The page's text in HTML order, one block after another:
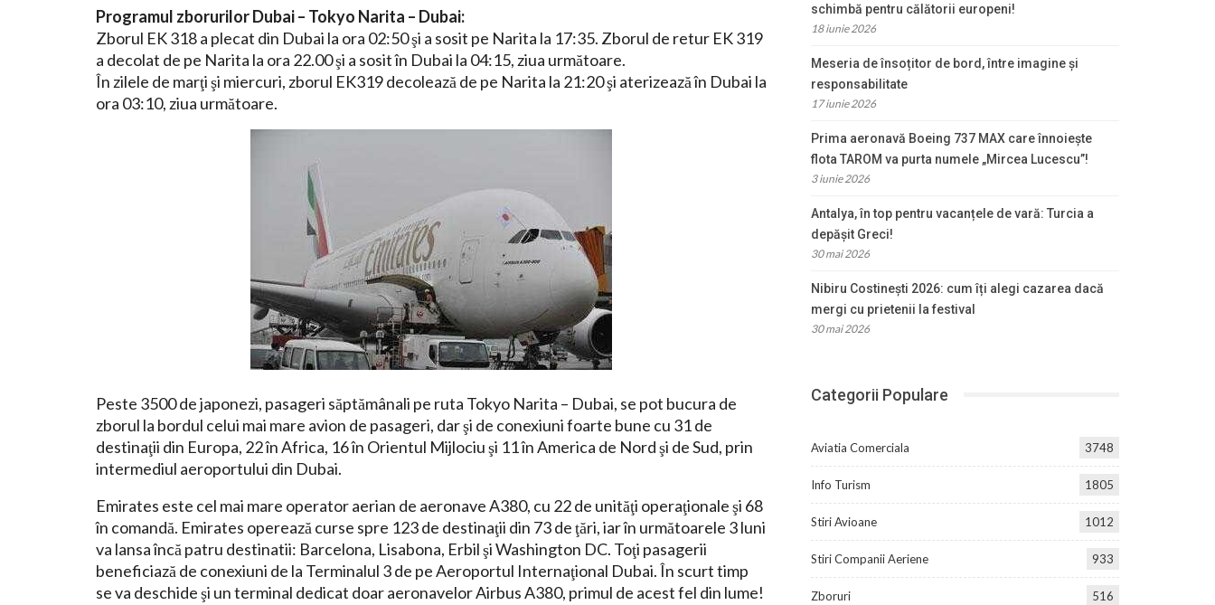
Programul zborurilor Dubai – Tokyo Narita – Dubai:
Zborul EK 318 a plecat din Dubai la ora 02:50 şi a sosit pe Narita la 17:35. Zborul de retur EK 319
a decolat de pe Narita la ora 22.00 şi a sosit în Dubai la 04:15, ziua următoare.
În zilele de marţi şi miercuri, zborul EK319 decolează de pe Narita la 21:20 şi aterizează în Dubai la
ora 03:10, ziua următoare.
Peste 3500 de japonezi, pasageri săptămânali pe ruta Tokyo Narita – Dubai, se pot bucura de
zborul la bordul celui mai mare avion de pasageri, dar şi de conexiuni foarte bune cu 31 de
destinaţii din Europa, 22 în Africa, 16 în Orientul Mijlociu şi 11 în America de Nord şi de Sud, prin
intermediul aeroportului din Dubai.
Emirates este cel mai mare operator aerian de aeronave A380, cu 22 de unităţi operaţionale şi 68
în comandă. Emirates operează curse spre 123 de destinaţii din 73 de ţări, iar în următoarele 3 luni
va lansa încă patru destinatii: Barcelona, ​​Lisabona, Erbil şi Washington DC. Toţi pasagerii
beneficiază de conexiuni de la Terminalul 3 de pe Aeroportul Internaţional Dubai. În scurt timp
se va deschide şi un terminal dedicat doar aeronavelor Airbus A380, primul de acest fel din lume!
schimbă pentru călătorii europeni!
18 iunie 2026
Meseria de însoțitor de bord, între imagine și
responsabilitate
17 iunie 2026
Prima aeronavă Boeing 737 MAX care înnoiește
flota TAROM va purta numele „Mircea Lucescu”!
3 iunie 2026
Antalya, în top pentru vacanțele de vară: Turcia a
depășit Greci!
30 mai 2026
Nibiru Costinești 2026: cum îți alegi cazarea dacă
mergi cu prietenii la festival
30 mai 2026
Categorii Populare
Aviatia Comerciala 3748
Info Turism 1805
Stiri Avioane 1012
Stiri Companii Aeriene 933
Zboruri 516